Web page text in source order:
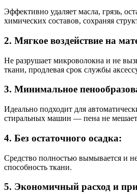
Эффективно удаляет масла, грязь,
химических составов, сохраняя
2. Мягкое воздействие на
Не разрушает микроволокна и не
ткани, продлевая срок службы
3. Минимальное
Идеально подходит для
стиральных машин — пена не мешает
4. Без остаточного осадка:
Средство полностью вымывается и
способность ткани.
5. Экономичный расход и